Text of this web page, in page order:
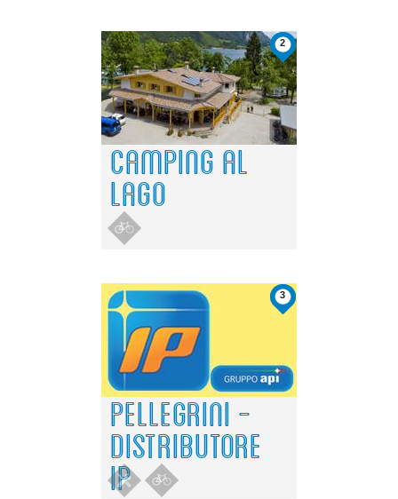
2
CAMPING AL
LAGO
3
PELLEGRINI -
DISTRIBUTORE
IP